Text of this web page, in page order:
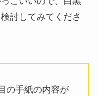
討してみてくださ
の手紙の内容が